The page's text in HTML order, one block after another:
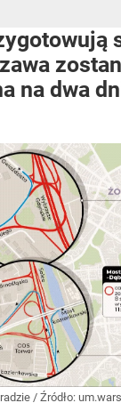
na dwa
/ Źródło: